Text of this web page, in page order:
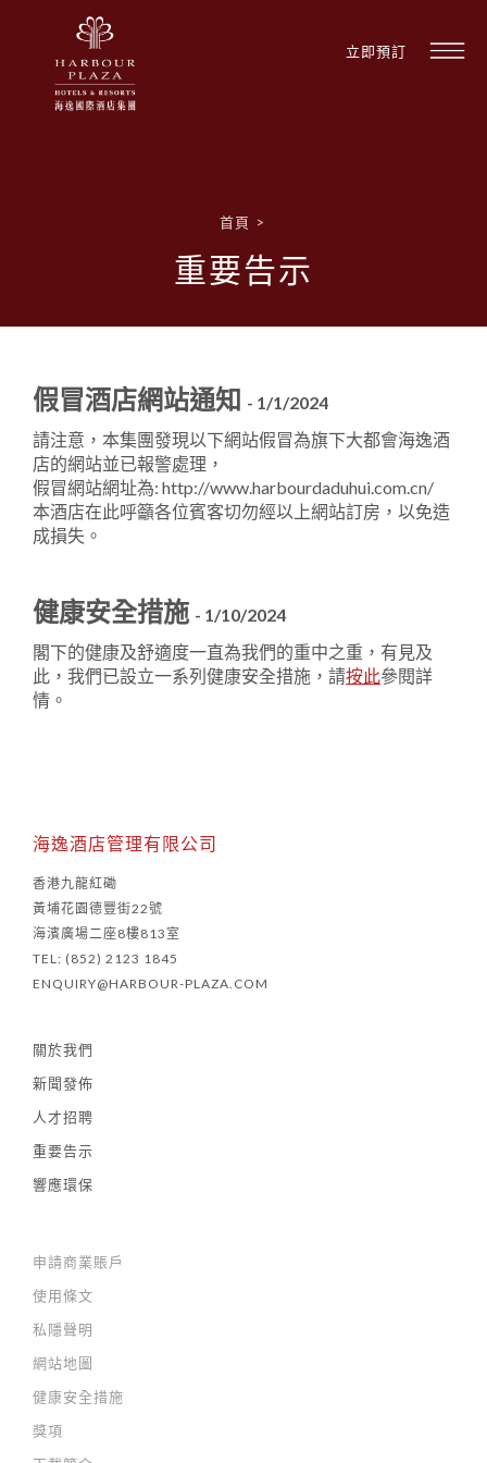
立即預訂
1
首頁 >
重要告示
假冒酒店網站通知 - 1/1/2024
請注意，本集團發現以下網站假冒為旗下大都會海逸酒
店的網站並已報警處理，
假冒網站網址為: http://www.harbourdaduhui.com.cn/
本酒店在此呼籲各位賓客切勿經以上網站訂房，以免造
成損失。
健康安全措施 - 1/10/2024
閣下的健康及舒適度一直為我們的重中之重，有見及
此，我們已設立一系列健康安全措施，請按此參閱詳
情。
海逸酒店管理有限公司
香港九龍紅磡
黃埔花園德豐街22號
海濱廣場二座8樓813室
TEL: (852) 2123 1845
ENQUIRY@HARBOUR-PLAZA.COM
關於我們
新聞發佈
人才招聘
重要告示
響應環保
申請商業賬戶
使用條文
私隱聲明
網站地圖
健康安全措施
獎項